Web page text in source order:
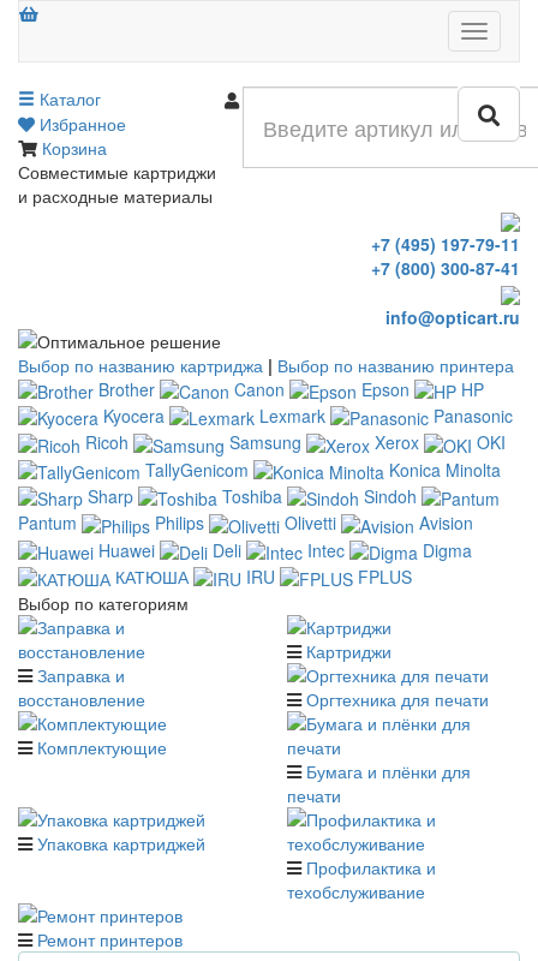
Меню
Каталог
Избранное
Корзина
Совместимые картриджи
и расходные материалы
+7 (495) 197-79-11
+7 (800) 300-87-41
info@opticart.ru
Выбор по названию картриджа | Выбор по названию принтера
Brother
Canon Epson
HP
Kyocera
Lexmark
Panasonic
Ricoh
Samsung Xerox
OKI
TallyGenicom
Konica Minolta
Sharp
Toshiba
Sindoh
Pantum
Philips Olivetti
Avision
Huawei
Deli Intec
Digma
КАТЮША
IRU
FPLUS
Выбор по категориям
Заправка и
восстановление
Картриджи
Оргтехника для печати
Комплектующие
Бумага и плёнки для
печати
Упаковка картриджей
Профилактика и
техобслуживание
Ремонт принтеров